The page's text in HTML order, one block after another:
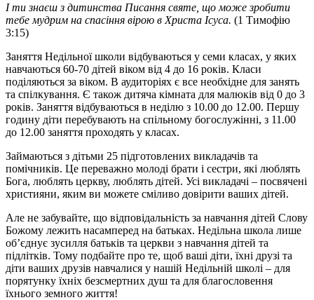
І ти знаєш з дитинства Писання святе, що може зробити
тебе мудрим на спасіння вірою в Христа Ісуса. (1 Тимофію
3:15)
Заняття Недільної школи відбуваються у семи класах, у яких
навчаються 60-70 дітей віком від 4 до 16 років. Класи
поділяються за віком. В аудиторіях є все необхідне для занять
та спілкування. Є також дитяча кімната для малюків від 0 до 3
років. Заняття відбуваються в неділю з 10.00 до 12.00. Першу
годину діти перебувають на спільному богослужінні, з 11.00
до 12.00 заняття проходять у класах.
Займаються з дітьми 25 підготовлених викладачів та
помічників. Це переважно молоді брати і сестри, які люблять
Бога, люблять церкву, люблять дітей. Усі викладачі – посвячені
християни, яким ви можете сміливо довірити ваших дітей.
Але не забувайте, що відповідальність за навчання дітей Слову
Божому лежить насамперед на батьках. Недільна школа лише
об’єднує зусилля батьків та церкви з навчання дітей та
підлітків. Тому подбайте про те, щоб ваші діти, їхні друзі та
діти ваших друзів навчалися у нашій Недільній школі – для
порятунку їхніх безсмертних душ та для благословення
їхнього земного життя!